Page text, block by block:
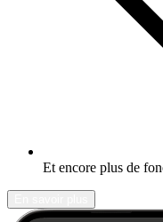
Et encore plus de